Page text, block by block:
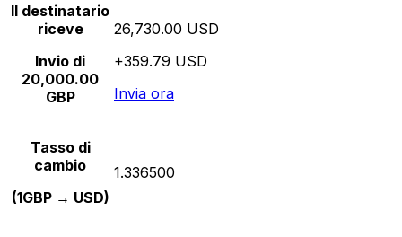
Il destinatario
riceve
Invio di
20,000.00
GBP
26,730.00 USD
+359.79 USD
Invia ora
Tasso di
cambio
(1GBP → USD)
1.336500